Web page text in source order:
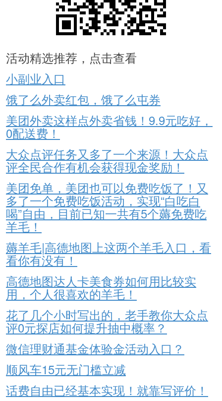
活动精选推荐，点击查看
小副业入口
饿了么外卖红包，饿了么屯券
美团外卖这样点外卖省钱！9.9元吃好，
0配送费！
大众点评任务又多了一个来源！大众点
评全民合作有机会获得现金奖励！
美团免单，美团也可以免费吃饭了！又
多了一个免费吃饭活动，实现“白吃白
喝”自由，目前已知一共有5个薅免费吃
羊毛！
薅羊毛|高德地图上这两个羊毛入口，看
看你有没有！
高德地图达人卡美食券如何用比较实
用，个人很喜欢的羊毛！
花了几个小时写出的，老手教你大众点
评0元探店如何提升抽中概率？
微信理财通基金体验金活动入口？
顺风车15元无门槛立减
话费自由已经基本实现！就靠写评价！